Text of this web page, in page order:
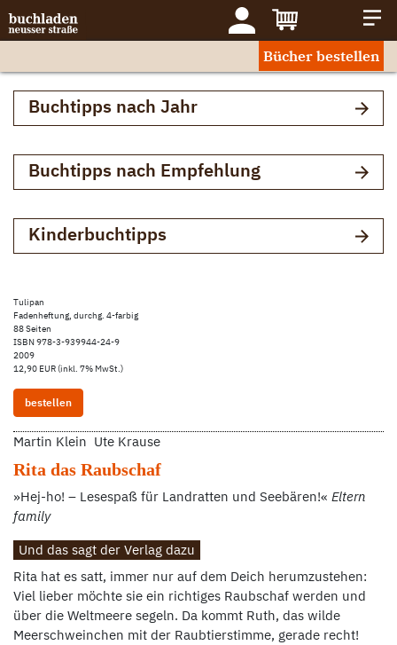
Bücher bestellen
Buchtipps nach Jahr
Buchtipps nach Empfehlung
Kinderbuchtipps
Tulipan
Fadenheftung, durchg. 4-farbig
88 Seiten
ISBN 978-3-939944-24-9
2009
12,90 EUR (inkl. 7% MwSt.)
bestellen
Martin Klein Ute Krause
Rita das Raubschaf
»Hej-ho! – Lesespaß für Landratten und Seebären!« Eltern
family
Und das sagt der Verlag dazu
Rita hat es satt, immer nur auf dem Deich herumzustehen:
Viel lieber möchte sie ein richtiges Raubschaf werden und
über die Weltmeere segeln. Da kommt Ruth, das wilde
Meerschweinchen mit der Raubtierstimme, gerade recht!